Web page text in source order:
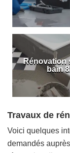
Rénovation
bain
Travaux de
Voici quelques
demandés